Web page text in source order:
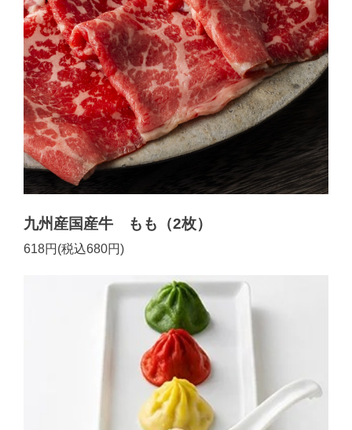
九州産国産牛 もも（2枚）
618円(税込680円)